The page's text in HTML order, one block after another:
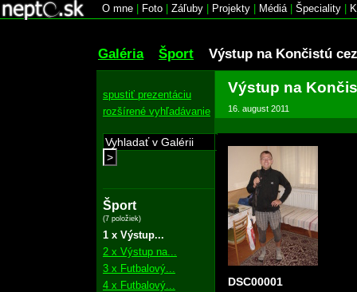
O mne Foto Záľuby Projekty Médiá| Špeciality
Galéria Šport Výstup na Končistú
spustiť prezentáciu
rozšírené vyhľadávanie
>
Šport
(7 položiek)
1 x Výstup...
2 x Výstup na...
3 x Futbalový...
4 x Futbalový...
Výstup na
16. august 2011
DSC00001